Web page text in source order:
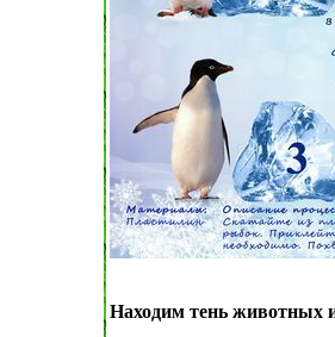
Находим тень животных